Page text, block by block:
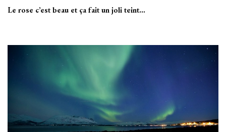
Le rose c’est beau et ça fait un joli teint…